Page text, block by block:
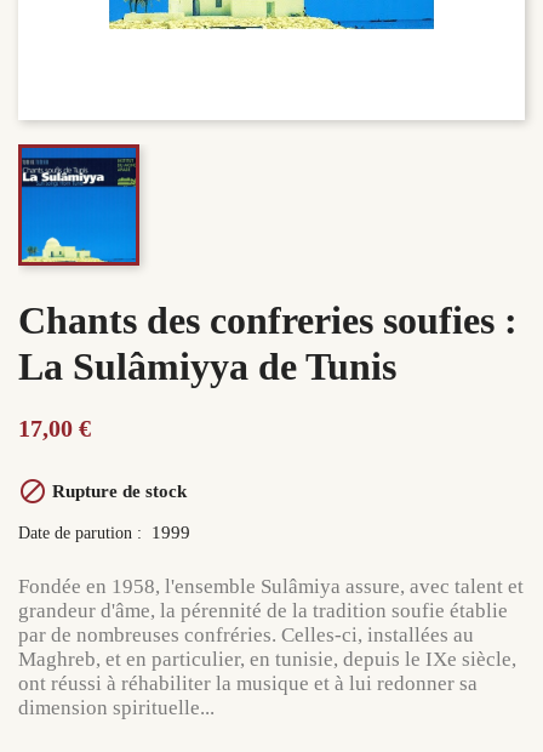
Chants des confreries soufies :
La Sulâmiyya de Tunis
17,00 €
 Rupture de stock
Date de parution : 1999
Fondée en 1958, l'ensemble Sulâmiya assure, avec talent et
grandeur d'âme, la pérennité de la tradition soufie établie
par de nombreuses confréries. Celles-ci, installées au
Maghreb, et en particulier, en tunisie, depuis le IXe siècle,
ont réussi à réhabiliter la musique et à lui redonner sa
dimension spirituelle...